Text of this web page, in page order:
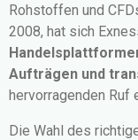
Rohstoffen und
2008, hat sich
Aufträgen und
hervorragenden Ruf
Die Wahl des